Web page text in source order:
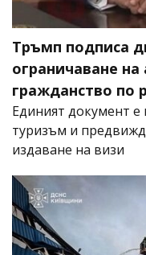
Тръмп подписа
ограничаване
гражданство по
Единият документ
туризъм и
издаване на визи